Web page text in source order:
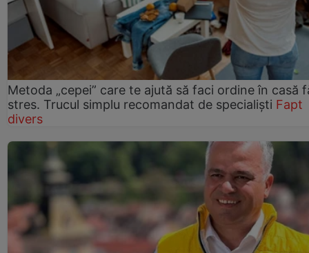
Metoda „cepei” care te ajută să faci ordine în casă
stres. Trucul simplu recomandat de specialiști Fapt
divers